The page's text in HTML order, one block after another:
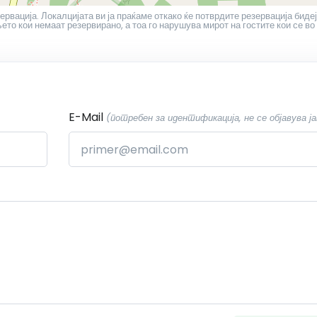
Локалцијата ви ја праќаме откако ќе потврдите резервација
кои немаат резервирано, а тоа го нарушува мирот на гостите кои се во
E-Mail (потребен за идентификација, не се објавува